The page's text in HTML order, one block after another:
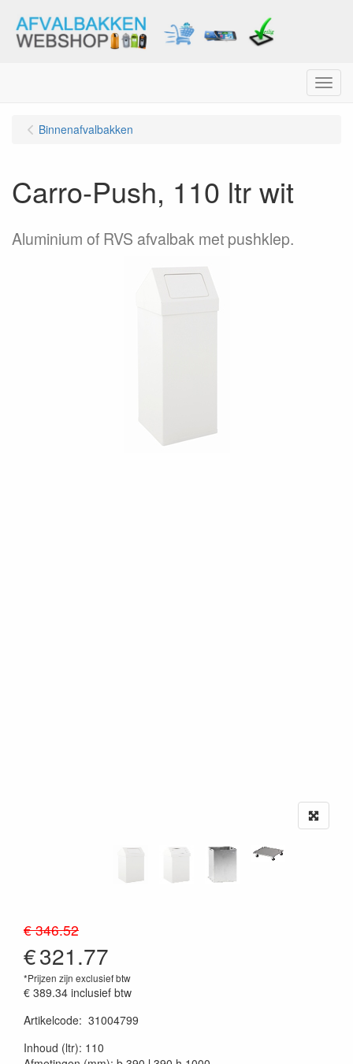
Menu
Binnenafvalbakken
Carro-Push, 110 ltr wit
Aluminium of RVS afvalbak met pushklep.
€ 346.52
€321.77
*Prijzen zijn exclusief btw
€ 389.34 inclusief btw
Artikelcode: 31004799
Inhoud (ltr): 110